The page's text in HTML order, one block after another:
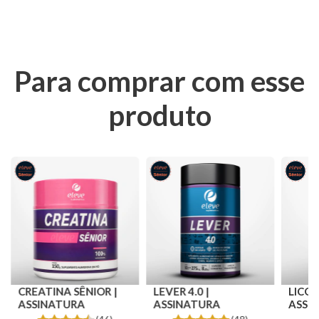
Para comprar com esse
produto
CREATINA SÊNIOR |
ASSINATURA
LEVER 4.0 |
ASSINATURA